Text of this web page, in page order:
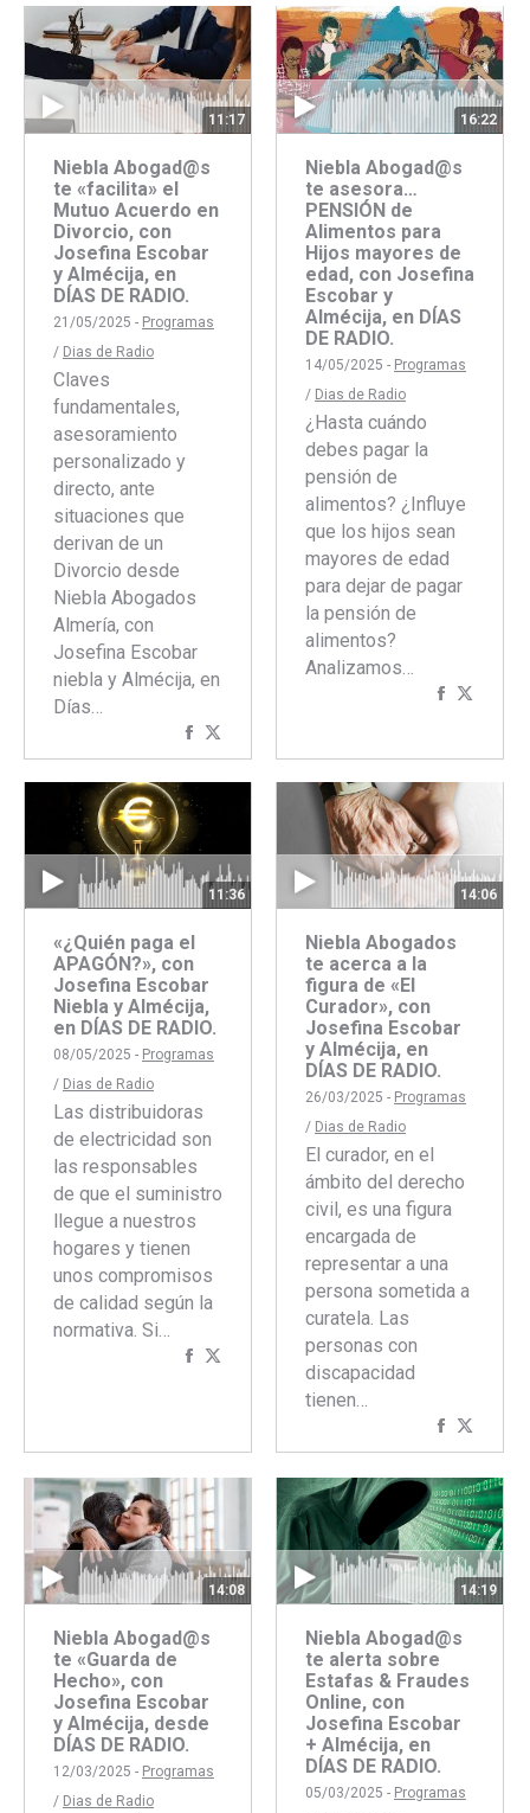
Facebook
Twitter
11:17
Niebla Abogad@s
te «facilita» el
Mutuo Acuerdo en
Divorcio, con
Josefina Escobar
y Almécija, en
DÍAS DE RADIO.
21/05/2025 - Programas
/ Dias de Radio
Claves
fundamentales,
asesoramiento
personalizado y
directo, ante
situaciones que
derivan de un
Divorcio desde
Niebla Abogados
Almería, con
Josefina Escobar
niebla y Almécija, en
Días…
Compartir
con
Facebook
con
Twitter
16:22
Niebla Abogad@s
te asesora…
PENSIÓN de
Alimentos para
Hijos mayores de
edad, con Josefina
Escobar y
Almécija, en DÍAS
DE RADIO.
14/05/2025 - Programas
/ Dias de Radio
¿Hasta cuándo
debes pagar la
pensión de
alimentos? ¿Influye
que los hijos sean
mayores de edad
para dejar de pagar
la pensión de
alimentos?
Analizamos…
Compartir
11:36
«¿Quién paga el
APAGÓN?», con
Josefina Escobar
Niebla y Almécija,
en DÍAS DE RADIO.
08/05/2025 - Programas
/ Dias de Radio
Las distribuidoras
de electricidad son
las responsables
de que el suministro
llegue a nuestros
hogares y tienen
unos compromisos
de calidad según la
normativa. Si…
Compartir
14:06
Niebla Abogados
te acerca a la
figura de «El
Curador», con
Josefina Escobar
y Almécija, en
DÍAS DE RADIO.
26/03/2025 - Programas
/ Dias de Radio
El curador, en el
ámbito del derecho
civil, es una figura
encargada de
representar a una
persona sometida a
curatela. Las
personas con
discapacidad
tienen…
Compartir
concon
14:08
Niebla Abogad@s
te «Guarda de
Hecho», con
Josefina Escobar
y Almécija, desde
DÍAS DE RADIO.
12/03/2025 - Programas
/ Dias de Radio
14:19
Niebla Abogad@s
te alerta sobre
Estafas & Fraudes
Online, con
Josefina Escobar
+ Almécija, en
DÍAS DE RADIO.
05/03/2025 - Programas